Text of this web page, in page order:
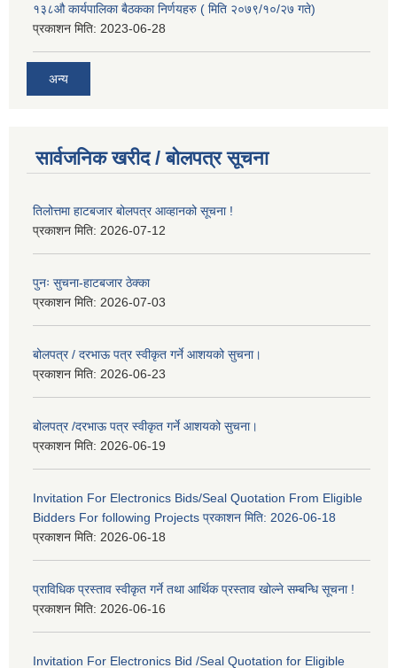
१३८औ कार्यपालिका बैठकका निर्णयहरु ( मिति २०७९/१०/२७ गते)
प्रकाशन मिति: 2023-06-28
अन्य
सार्वजनिक खरीद / बोलपत्र सूचना
तिलोत्तमा हाटबजार बोलपत्र आव्हानको सूचना !
प्रकाशन मिति: 2026-07-12
पुनः सुचना-हाटबजार ठेक्का
प्रकाशन मिति: 2026-07-03
बोलपत्र / दरभाऊ पत्र स्वीकृत गर्ने आशयको सुचना।
प्रकाशन मिति: 2026-06-23
बोलपत्र /दरभाऊ पत्र स्वीकृत गर्ने आशयको सुचना।
प्रकाशन मिति: 2026-06-19
Invitation For Electronics Bids/Seal Quotation From Eligible
Bidders For following Projects प्रकाशन मिति: 2026-06-18
प्रकाशन मिति: 2026-06-18
प्राविधिक प्रस्ताव स्वीकृत गर्ने तथा आर्थिक प्रस्ताव खोल्ने सम्बन्धि सूचना !
प्रकाशन मिति: 2026-06-16
Invitation For Electronics Bid /Seal Quotation for Eligible